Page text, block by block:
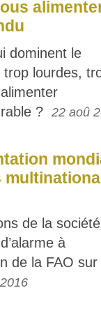
dominent le
lourdes,
? 22 aoû
de la société
à
de la FAO sur